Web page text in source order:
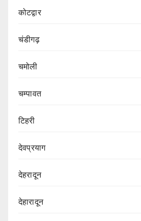
कोटद्वार
चंडीगढ़
चमोली
चम्पावत
टिहरी
देवप्रयाग
देहरादून
देहारादून